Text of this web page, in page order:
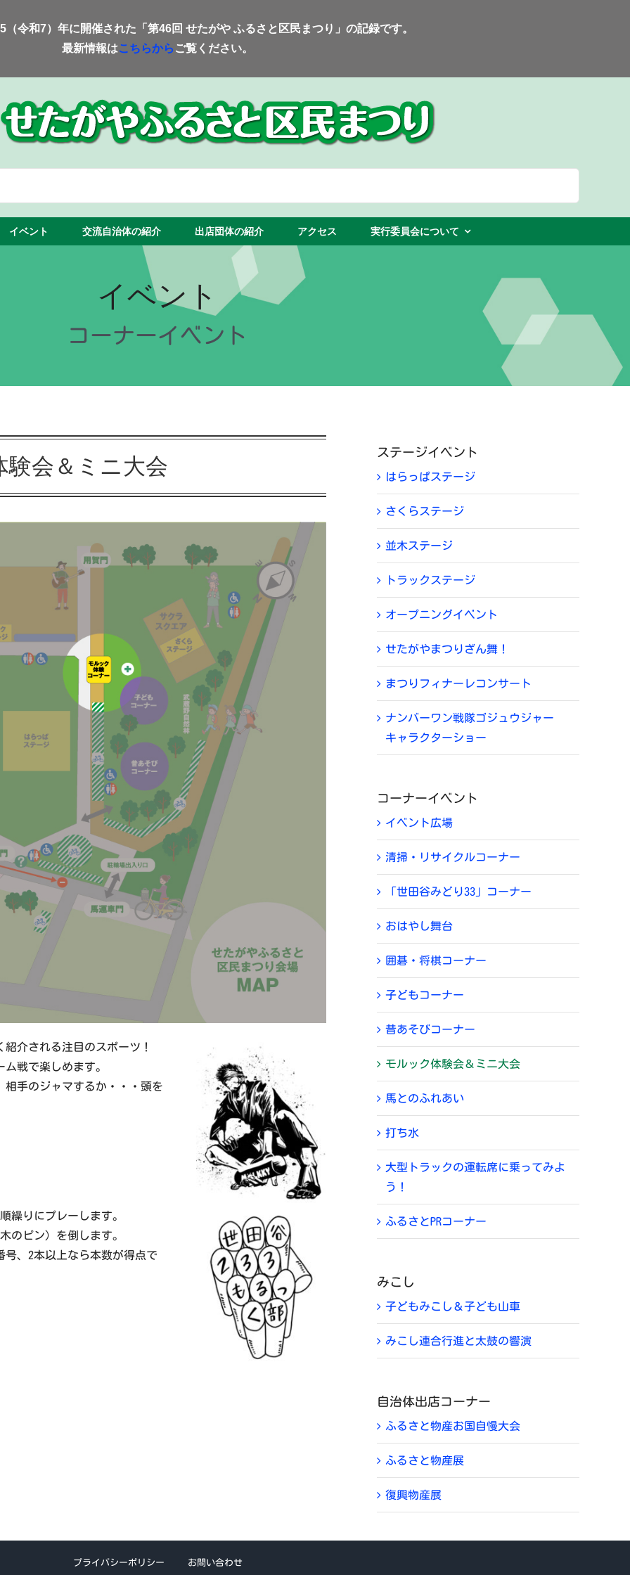
（令和7）年に開催された「第46回 せたがや ふるさと区民まつり」の記録です。
最新情報はこちらから ご覧ください。
イベント 交流自治体の紹介 出店団体の紹介 アクセス 実行委員会について
イベント
コーナーイベント
験会＆ミニ大会
介される注目のスポーツ！
戦で楽しめます。
手のジャマするか・・・頭を
繰りにプレーします。
のピン）を倒します。
、2本以上なら本数が得点で
ステージイベント
はらっぱステージ
さくらステージ
並木ステージ
トラックステージ
オープニングイベント
せたがやまつりざん舞！
まつりフィナーレコンサート
ナンバーワン戦隊ゴジュウジャー
キャラクターショー
コーナーイベント
イベント広場
清掃・リサイクルコーナー
「世田谷みどり33」コーナー
おはやし舞台
囲碁・将棋コーナー
子どもコーナー
昔あそびコーナー
モルック体験会＆ミニ大会
馬とのふれあい
打ち水
大型トラックの運転席に乗ってみよ
う！
ふるさとPRコーナー
みこし
子どもみこし＆子ども山車
みこし連合行進と太鼓の響演
自治体出店コーナー
ふるさと物産お国自慢大会
ふるさと物産展
復興物産展
プライバシーポリシー お問い合わせ